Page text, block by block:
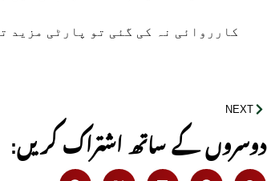
کارروائی نہ کی گئی تو پارٹی مزید
NEXT
:دوسروں کے ساتھ اشتراک کریں